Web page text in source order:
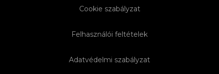
Adatvédelmi szabályzat
Felhasználói feltételek
Cookie szabályzat